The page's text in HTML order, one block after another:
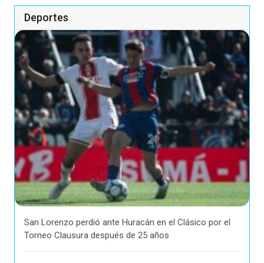
Deportes
San Lorenzo perdió ante Huracán en el Clásico por el
Torneo Clausura después de 25 años